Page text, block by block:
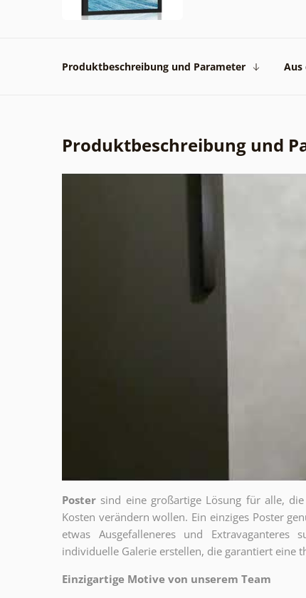
Produktbeschreibung und Parameter Aus
Produktbeschreibung und
Poster sind eine großartige Lösung für alle,
Kosten verändern wollen. Ein einziges Poster
etwas Ausgefalleneres und
individuelle Galerie erstellen, die garantiert eine
Einzigartige Motive von unserem Team